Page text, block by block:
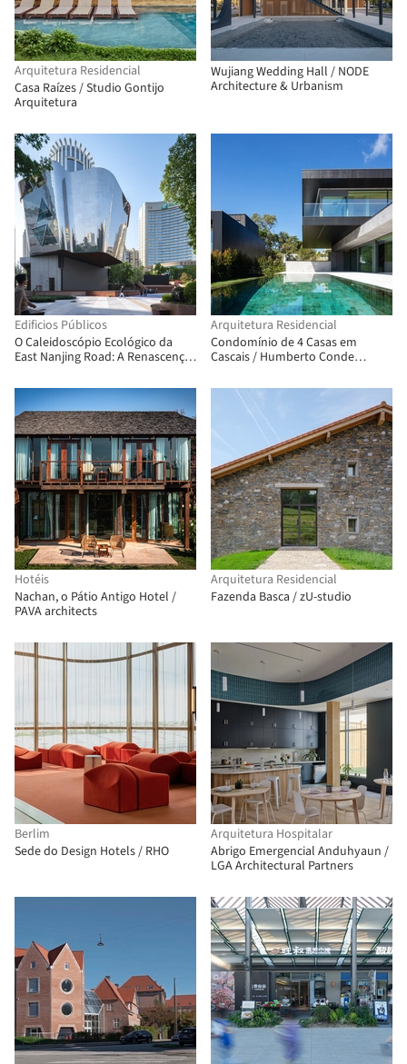
Arquitetura Residencial
Casa Raízes / Studio Gontijo
Arquitetura
Wujiang Wedding Hall / NODE
Architecture & Urbanism
Edificios Públicos
O Caleidoscópio Ecológico da
East Nanjing Road: A Renascença
Arquitetura Residencial
Condomínio de 4 Casas em
Cascais / Humberto Conde
Hotéis
Nachan, o Pátio Antigo Hotel /
PAVA architects
Arquitetura Residencial
Fazenda Basca / zU-studio
Berlim
Sede do Design Hotels / RHO
Arquitetura Hospitalar
Abrigo Emergencial Anduhyaun /
LGA Architectural Partners